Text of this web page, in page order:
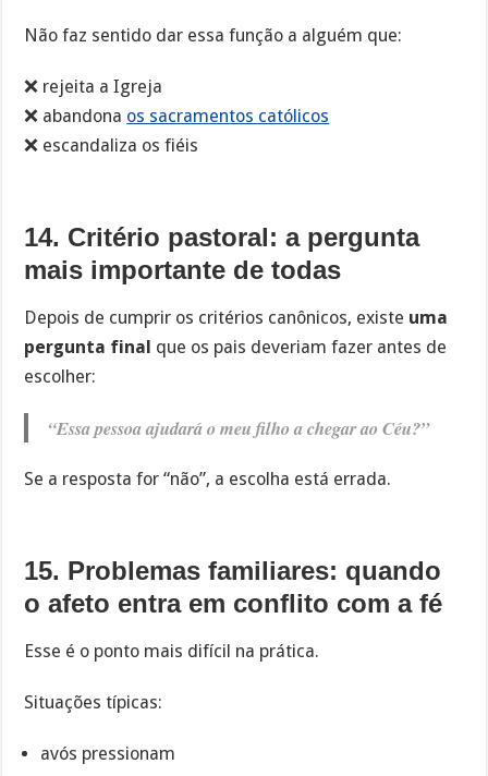
Não faz sentido dar essa função a alguém que:
❌ rejeita a Igreja
❌ abandona os sacramentos católicos
❌ escandaliza os fiéis
14. Critério pastoral: a pergunta
mais importante de todas
Depois de cumprir os critérios canônicos, existe uma
pergunta final que os pais deveriam fazer antes de
escolher:
“Essa pessoa ajudará o meu filho a chegar ao Céu?”
Se a resposta for “não”, a escolha está errada.
15. Problemas familiares: quando
o afeto entra em conflito com a fé
Esse é o ponto mais difícil na prática.
Situações típicas:
avós pressionam